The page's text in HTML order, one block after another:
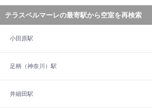
テラスベルマーレの最寄駅から空室を再検索
小田原駅
足柄（神奈川）駅
井細田駅